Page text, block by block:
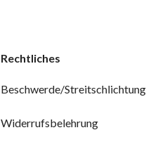
Rechtliches
Beschwerde/Streitschlichtung
Widerrufsbelehrung